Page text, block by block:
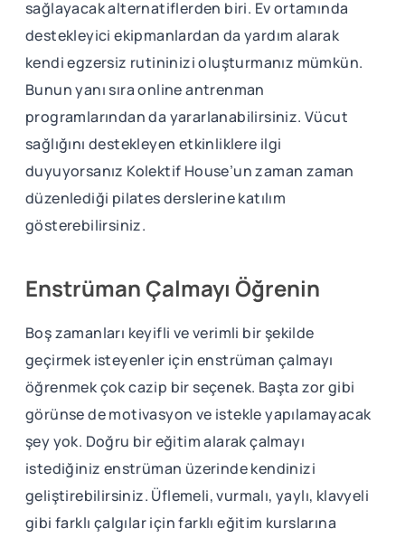
sağlayacak alternatiflerden biri. Ev ortamında
destekleyici ekipmanlardan da yardım alarak
kendi egzersiz rutininizi oluşturmanız mümkün.
Bunun yanı sıra online antrenman
programlarından da yararlanabilirsiniz. Vücut
sağlığını destekleyen etkinliklere ilgi
duyuyorsanız Kolektif House’un zaman zaman
düzenlediği pilates derslerine katılım
gösterebilirsiniz.
Enstrüman Çalmayı Öğrenin
Boş zamanları keyifli ve verimli bir şekilde
geçirmek isteyenler için enstrüman çalmayı
öğrenmek çok cazip bir seçenek. Başta zor gibi
görünse de motivasyon ve istekle yapılamayacak
şey yok. Doğru bir eğitim alarak çalmayı
istediğiniz enstrüman üzerinde kendinizi
geliştirebilirsiniz. Üflemeli, vurmalı, yaylı, klavyeli
gibi farklı çalgılar için farklı eğitim kurslarına